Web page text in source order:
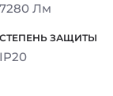
7280 Лм
IP20